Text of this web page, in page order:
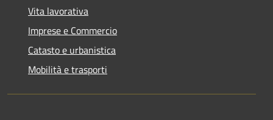
Vita lavorativa
Imprese e Commercio
Catasto e urbanistica
Mobilità e trasporti